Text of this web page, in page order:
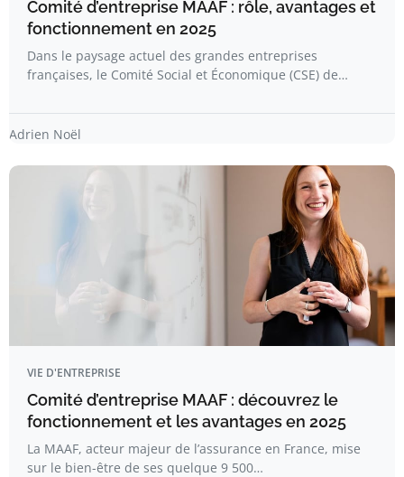
Comité d’entreprise MAAF : rôle, avantages et
fonctionnement en 2025
Dans le paysage actuel des grandes entreprises
françaises, le Comité Social et Économique (CSE) de…
Adrien Noël
VIE D'ENTREPRISE
Comité d’entreprise MAAF : découvrez le
fonctionnement et les avantages en 2025
La MAAF, acteur majeur de l’assurance en France, mise
sur le bien-être de ses quelque 9 500…